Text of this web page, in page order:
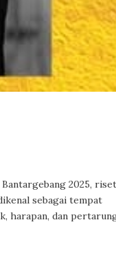
2025,
sebagai tempat
harapan, dan